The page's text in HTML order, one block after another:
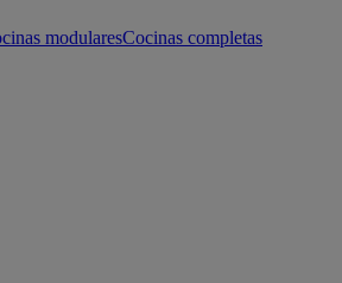
modularesCocinas completas